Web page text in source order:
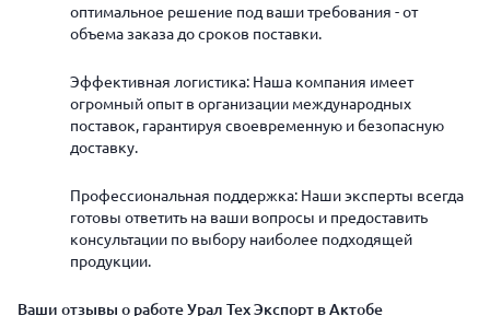
оптимальное решение под ваши требования - от
объема заказа до сроков поставки.
Эффективная логистика: Наша компания имеет
огромный опыт в организации международных
поставок, гарантируя своевременную и безопасную
доставку.
Профессиональная поддержка: Наши эксперты всегда
готовы ответить на ваши вопросы и предоставить
консультации по выбору наиболее подходящей
продукции.
Ваши отзывы о работе Урал Тех Экспорт в Актобе